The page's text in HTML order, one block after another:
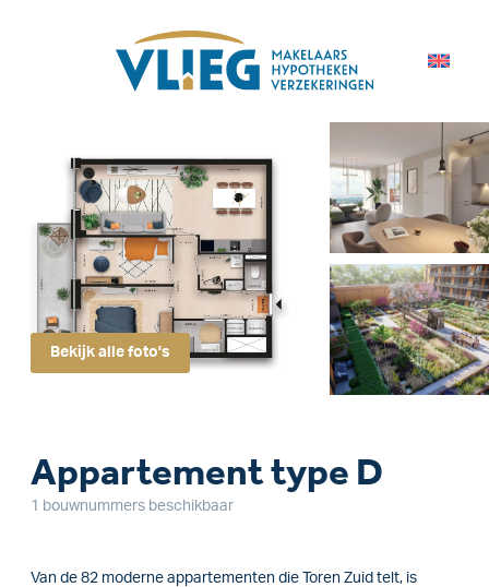
Bekijk alle foto's
Appartement type D
1 bouwnummers beschikbaar
Van de 82 moderne appartementen die Toren Zuid telt, is